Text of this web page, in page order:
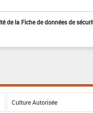
de la Fiche de données de